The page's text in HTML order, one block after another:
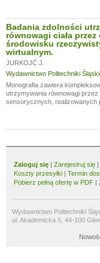
Badania zdolności
równowagi ciała przez
środowisku
wirtualnym.
JURKOJĆ J.
Wydawnictwo Politechniki
Monografia zawiera
utrzymywania równowagi
sensorycznych, realizowanych
Zaloguj się | Zarejestruj się |
Koszty przesyłki | Termin
Pobierz pełną ofertę w PDF |
Wydawnictwo Politechniki
ul. Akademicka 5, 44-100